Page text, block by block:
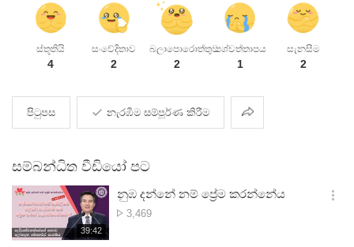
ස්තූතියි
4
සංවේදිතාව
2
බලාපොරොත්තුව
2
පශ්චත්තාපය
1
සැනසීම
2
පිටුපස නැරඹීම සම්පූර්ණ කිරීම බෙදාදීම
සම්බන්ධිත වීඩියෝ පට
재
생
39:42
නුඹ දන්නේ නම් ප්‍රේම කරන්නේය
නැරඹූ
3,469
옵